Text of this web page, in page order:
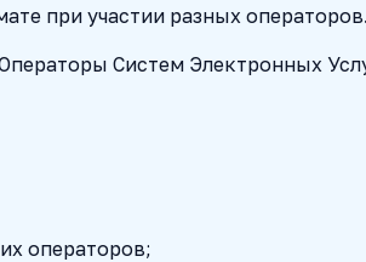
при участии разных операторов.
Систем Электронных
операторов;